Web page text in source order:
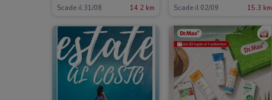
Scade il 31/08 14.2 km Scade il 02/09 15.3 km